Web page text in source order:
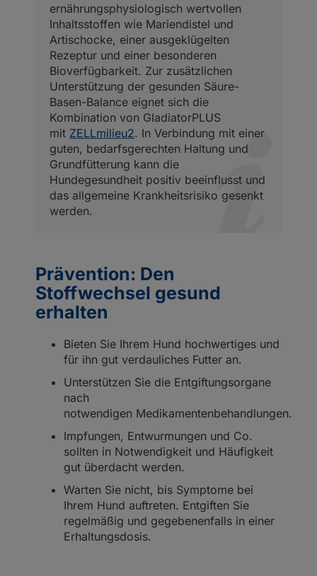
ernährungsphysiologisch wertvollen
Inhaltsstoffen wie Mariendistel und
Artischocke, einer ausgeklügelten
Rezeptur und einer besonderen
Bioverfügbarkeit. Zur zusätzlichen
Unterstützung der gesunden Säure-
Basen-Balance eignet sich die
Kombination von GladiatorPLUS
mit ZELLmilieu2. In Verbindung mit einer
guten, bedarfsgerechten Haltung und
Grundfütterung kann die
Hundegesundheit positiv beeinflusst und
das allgemeine Krankheitsrisiko gesenkt
werden.
Prävention: Den
Stoffwechsel gesund
erhalten
Bieten Sie Ihrem Hund hochwertiges und
für ihn gut verdauliches Futter an.
Unterstützen Sie die Entgiftungsorgane
nach
notwendigen Medikamentenbehandlungen.
Impfungen, Entwurmungen und Co.
sollten in Notwendigkeit und Häufigkeit
gut überdacht werden.
Warten Sie nicht, bis Symptome bei
Ihrem Hund auftreten. Entgiften Sie
regelmäßig und gegebenenfalls in einer
Erhaltungsdosis.